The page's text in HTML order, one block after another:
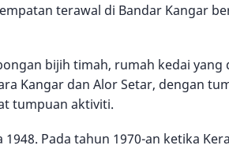
terawal di Bandar Kangar
bijih timah, rumah kedai
Kangar dan Alor Setar, dengan
tumpuan aktiviti.
Pada tahun 1970-an ketika